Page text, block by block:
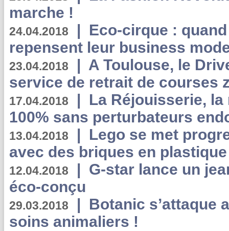
marche !
24.04.2018 | Eco-cirque :
repensent leur business
23.04.2018 | A Toulouse, le
service de retrait de courses
17.04.2018 | La Réjouisserie,
100% sans perturbateurs
13.04.2018 | Lego se met
avec des briques en
12.04.2018 | G-star lance un
éco-conçu
29.03.2018 | Botanic s’attaque
soins animaliers !